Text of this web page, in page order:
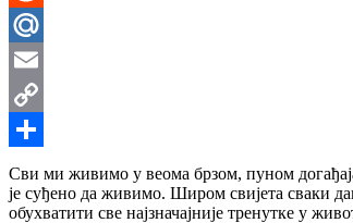
Reddit
Mail.Ru
Email
Copy
Link
Share
Сви ми живимо у веома брзом, пуном
је суђено да живимо. Широм свијета сваки
обухватити све најзначајније тренутке у